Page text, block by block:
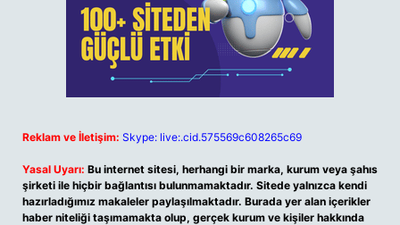
Reklam ve İletişim: Skype: live:.cid.575569c608265c69
Yasal Uyarı: Bu internet sitesi, herhangi bir marka, kurum veya şahıs
şirketi ile hiçbir bağlantısı bulunmamaktadır. Sitede yalnızca kendi
hazırladığımız makaleler paylaşılmaktadır. Burada yer alan içerikler
haber niteliği taşımamakta olup, gerçek kurum ve kişiler hakkında